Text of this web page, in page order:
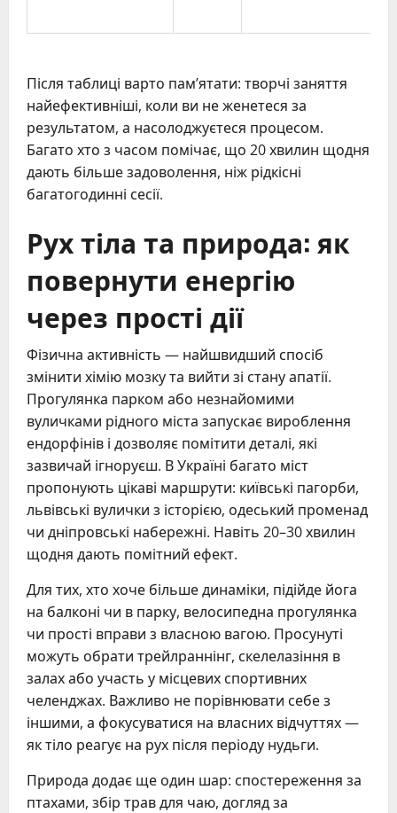
Після таблиці варто пам’ятати: творчі заняття
найефективніші, коли ви не женетеся за
результатом, а насолоджуєтеся процесом.
Багато хто з часом помічає, що 20 хвилин щодня
дають більше задоволення, ніж рідкісні
багатогодинні сесії.
Рух тіла та природа: як
повернути енергію
через прості дії
Фізична активність — найшвидший спосіб
змінити хімію мозку та вийти зі стану апатії.
Прогулянка парком або незнайомими
вуличками рідного міста запускає вироблення
ендорфінів і дозволяє помітити деталі, які
зазвичай ігноруєш. В Україні багато міст
пропонують цікаві маршрути: київські пагорби,
львівські вулички з історією, одеський променад
чи дніпровські набережні. Навіть 20–30 хвилин
щодня дають помітний ефект.
Для тих, хто хоче більше динаміки, підійде йога
на балконі чи в парку, велосипедна прогулянка
чи прості вправи з власною вагою. Просунуті
можуть обрати трейлраннінг, скелелазіння в
залах або участь у місцевих спортивних
челенджах. Важливо не порівнювати себе з
іншими, а фокусуватися на власних відчуттях —
як тіло реагує на рух після періоду нудьги.
Природа додає ще один шар: спостереження за
птахами, збір трав для чаю, догляд за